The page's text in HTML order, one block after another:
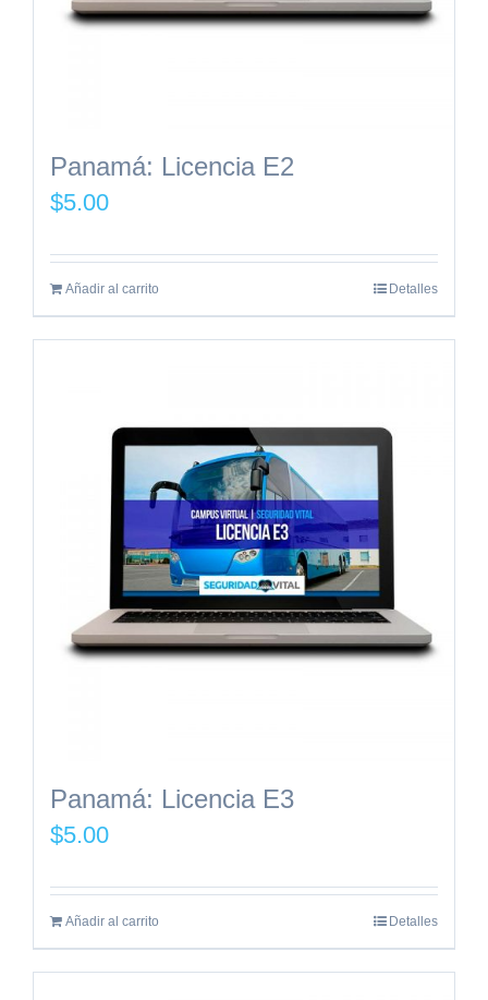
Panamá: Licencia E2
$5.00
Añadir al carrito Detalles
Panamá: Licencia E3
$5.00
Añadir al carrito Detalles